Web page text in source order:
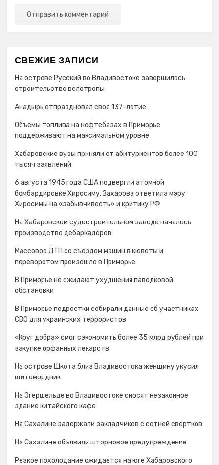
СВЕЖИЕ ЗАПИСИ
На острове Русский во Владивостоке завершилось
строительство велотропы
Анадырь отпраздновал своё 137-летие
Объёмы топлива на нефтебазах в Приморье
поддерживают на максимальном уровне
Хабаровские вузы приняли от абитуриентов более 100
тысяч заявлений
6 августа 1945 года США подвергли атомной
бомбардировке Хиросиму. Захарова ответила мэру
Хиросимы на «забывчивость» и критику РФ
На Хабаровском судостроительном заводе началось
производство дебаркадеров
Массовое ДТП со съездом машин в кюветы и
переворотом произошло в Приморье
В Приморье не ожидают ухудшения паводковой
обстановки
В Приморье подростки собирали данные об участниках
СВО для украинских террористов
«Круг добра» смог сэкономить более 35 млрд рублей при
закупке орфанных лекарств
На острове Шкота близ Владивостока женщину укусил
щитомордник
На Эгершельде во Владивостоке сносят незаконное
здание китайского кафе
На Сахалине задержали закладчиков с сотней свёртков
На Сахалине объявили штормовое предупреждение
Резкое похолодание ожидается на юге Хабаровского